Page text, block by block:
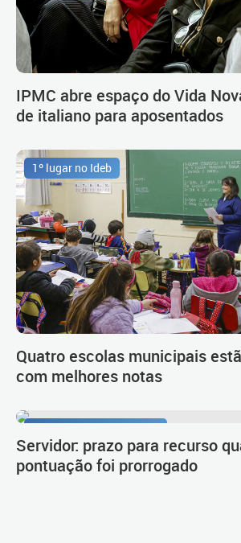
IPMC abre espaço do Vida
de italiano para aposentados
1º lugar no Ideb
Quatro escolas municipais
com melhores notas
Servidor: prazo para recurso
pontuação foi prorrogado